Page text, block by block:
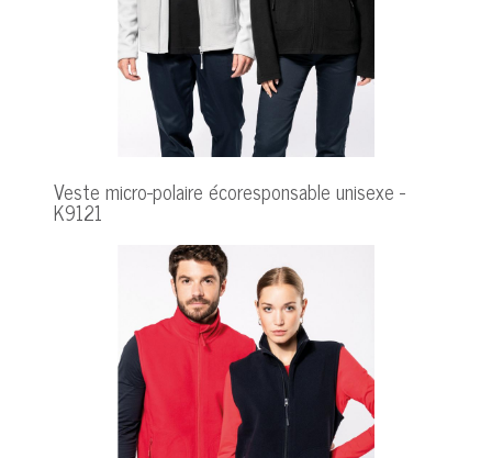
Veste micro-polaire écoresponsable unisexe -
K9121